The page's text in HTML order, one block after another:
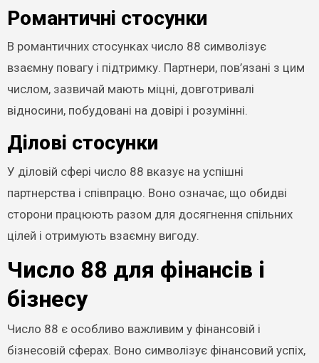
Романтичні стосунки
В романтичних стосунках число 88 символізує
взаємну повагу і підтримку. Партнери, пов’язані з цим
числом, зазвичай мають міцні, довготривалі
відносини, побудовані на довірі і розумінні.
Ділові стосунки
У діловій сфері число 88 вказує на успішні
партнерства і співпрацю. Воно означає, що обидві
сторони працюють разом для досягнення спільних
цілей і отримують взаємну вигоду.
Число 88 для фінансів і
бізнесу
Число 88 є особливо важливим у фінансовій і
бізнесовій сферах. Воно символізує фінансовий успіх,